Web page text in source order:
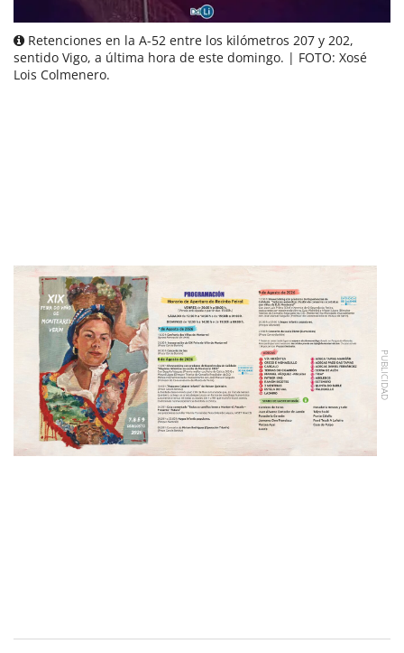
Retenciones en la A-52 entre los kilómetros 207 y 202,
sentido Vigo, a última hora de este domingo. | FOTO: Xosé
Lois Colmenero.